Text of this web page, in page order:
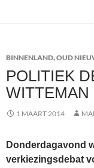
BINNENLAND,OUD
POLITIEK
WITTEMAN
1 MAART 2014
Donderdagavond
verkiezingsdebat